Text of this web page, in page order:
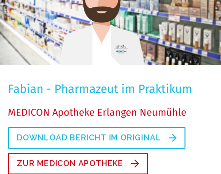
Fabian - Pharmazeut im Praktikum
MEDICON Apotheke Erlangen Neumühle
DOWNLOAD BERICHT IM ORIGINAL
ZUR MEDICON APOTHEKE